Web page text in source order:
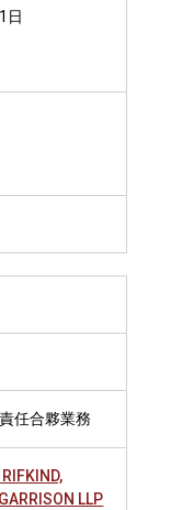
日
任合夥業務
RIFKIND,
LLP